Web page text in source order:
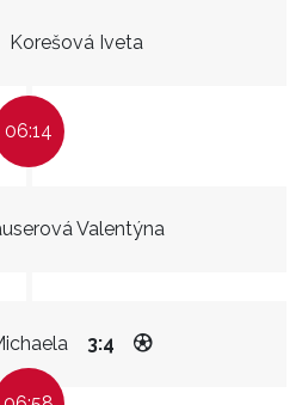
Korešová Iveta
06:14
Valentýna
3:4